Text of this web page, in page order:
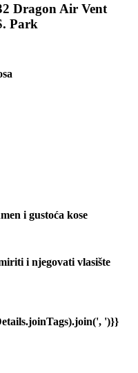
Dragon Air Vent
Park
i gustoća kose
i njegovati vlasište
')}}